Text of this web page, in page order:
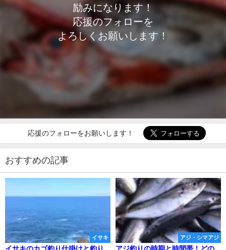
励みになります！
応援のフォローを
よろしくお願いします！
応援のフォローをお願いします！
おすすめの記事
イサキ アジ・シマアジ